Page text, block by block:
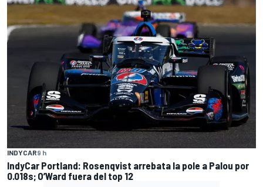
INDYCAR9 h
IndyCar Portland: Rosenqvist arrebata la pole a Palou por
0.018s; O’Ward fuera del top 12